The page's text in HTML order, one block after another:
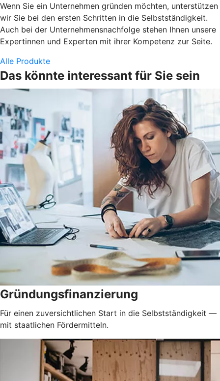
Wenn Sie ein Unternehmen gründen möchten, unterstützen
wir Sie bei den ersten Schritten in die Selbstständigkeit.
Auch bei der Unternehmensnachfolge stehen Ihnen unsere
Expertinnen und Experten mit ihrer Kompetenz zur Seite.
Alle Produkte
Das könnte interessant für Sie sein
Gründungsfinanzierung
Für einen zuversichtlichen Start in die Selbstständigkeit —
mit staatlichen Fördermitteln.